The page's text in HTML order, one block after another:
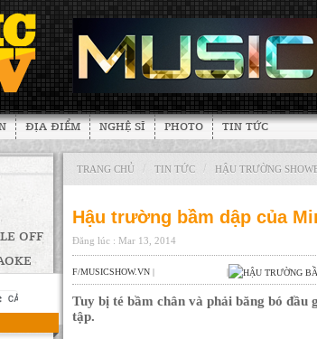
ĐỊA ĐIỂM NGHỆ SĨ PHOTO TIN TỨC
OFF
TRANG CHỦ / TIN TỨC / HẬU TRƯỜNG
Hậu trường bầm dập của
Đăng lúc : Mar 13, 2014
F/MUSICSHOW.VN | |
Tuy bị té bầm chân và phải băng bó
tập.